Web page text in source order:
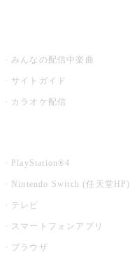
みんなの配信中楽曲
サイトガイド
カラオケ配信
PlayStation®4
Nintendo Switch (任天堂HP)
テレビ
スマートフォンアプリ
ブラウザ